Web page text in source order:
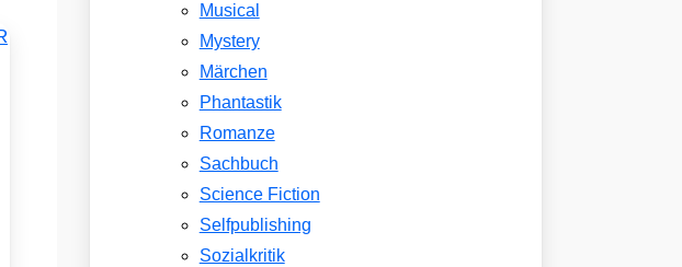
Musical
Mystery
Märchen
Phantastik
Romanze
Sachbuch
Science Fiction
Selfpublishing
Sozialkritik